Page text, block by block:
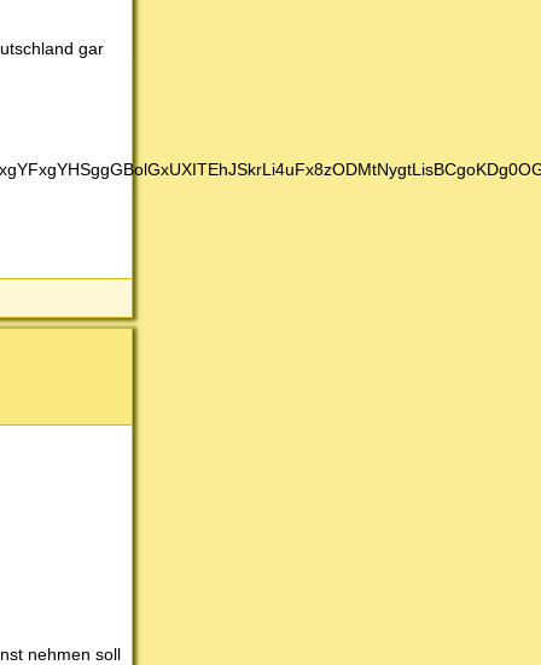
gar
nehmen soll